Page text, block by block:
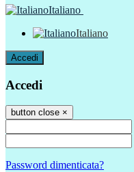
Italiano
Italiano
Accedi
Accedi
button close ×
Password dimenticata?